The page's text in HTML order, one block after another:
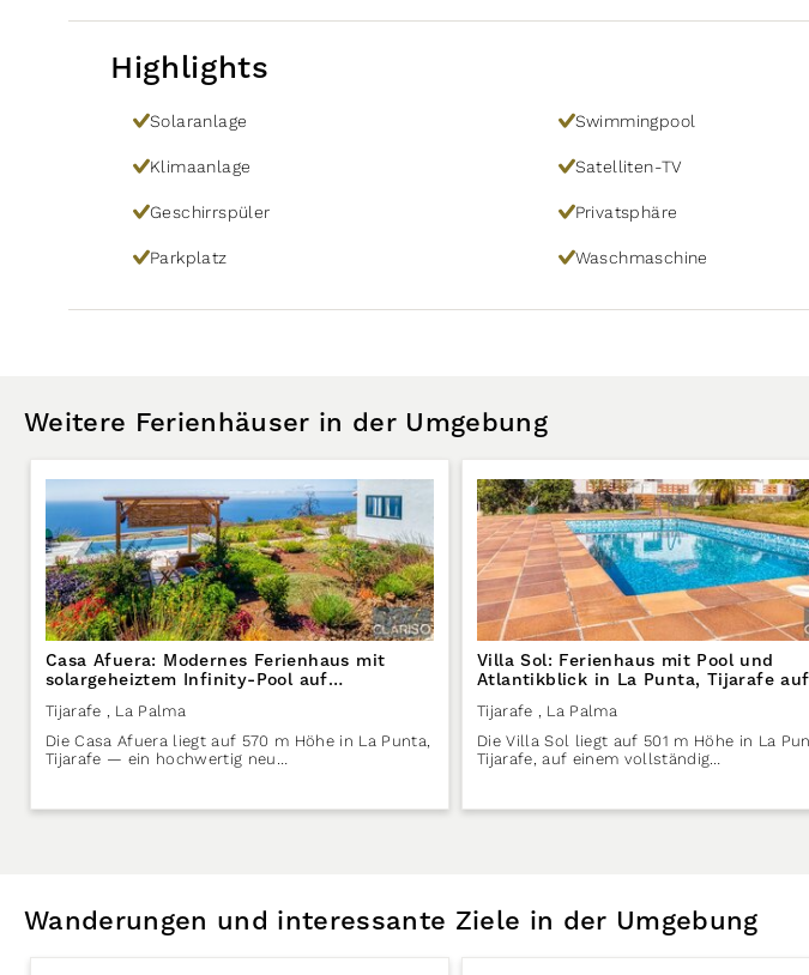
Highlights
Solaranlage Swimmingpool
Klimaanlage Satelliten-TV
Geschirrspüler Privatsphäre
Parkplatz Waschmaschine
Weitere Ferienhäuser in der Umgebung
Casa Afuera: Modernes Ferienhaus mit
solargeheiztem Infinity-Pool auf
garantierten 24–28 °C in Tijarafe auf La
Palma
Tijarafe
, La Palma
Die Casa Afuera liegt auf 570 m Höhe in La Punta,
Tijarafe — ein hochwertig neu…
Villa Sol: Ferienhaus mit Pool und
Atlantikblick in La Punta, Tijarafe
Palma
Tijarafe
, La Palma
Die Villa Sol liegt auf 501 m Höhe in La
Tijarafe, auf einem vollständig…
Wanderungen und interessante Ziele in der Umgebung